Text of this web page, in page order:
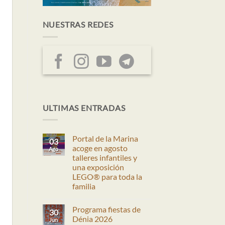
NUESTRAS REDES
ULTIMAS ENTRADAS
03
Ago
Portal de la Marina
acoge en agosto
talleres infantiles y
una exposición
LEGO® para toda la
familia
comentarios
en
Portal
30
Jun
Programa fiestas de
Dénia 2026